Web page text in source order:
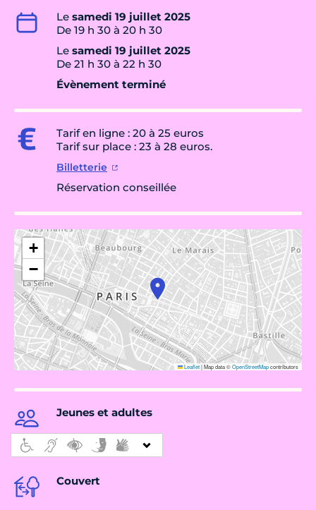
Le samedi 19 juillet 2025
De 19 h 30 à 20 h 30
Le samedi 19 juillet 2025
De 21 h 30 à 22 h 30
Évènement terminé
Tarif en ligne : 20 à 25 euros
Tarif sur place : 23 à 28 euros.
Billetterie
Réservation conseillée
+
−
Leaflet|Map data ©OpenStreetMapcontributors
Jeunes et adultes
Couvert